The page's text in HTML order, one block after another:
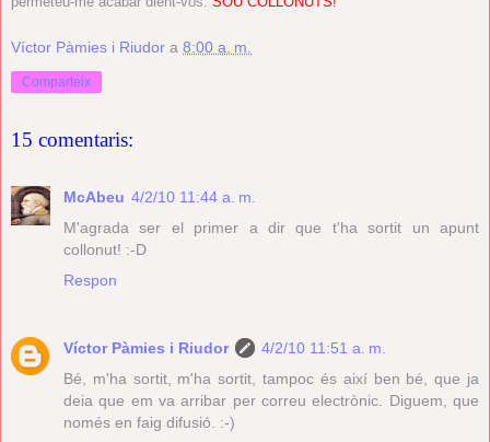
Víctor Pàmies i Riudor a 8:00 a. m.
Comparteix
15 comentaris:
McAbeu 4/2/10 11:44 a. m.
M'agrada ser el primer a dir que t'ha sortit un apunt
collonut! :-D
Respon
Víctor Pàmies i Riudor
4/2/10 11:51 a. m.
Bé, m'ha sortit, m'ha sortit, tampoc és així ben bé, que ja
deia que em va arribar per correu electrònic. Diguem, que
només en faig difusió. :-)